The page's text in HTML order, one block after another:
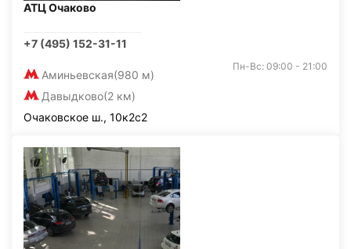
АТЦ Очаково
+7 (495) 152-31-11
Аминьевская(980 м)
Давыдково(2 км)
Пн-Вс: 09:00 - 21:00
Очаковское ш., 10к2с2